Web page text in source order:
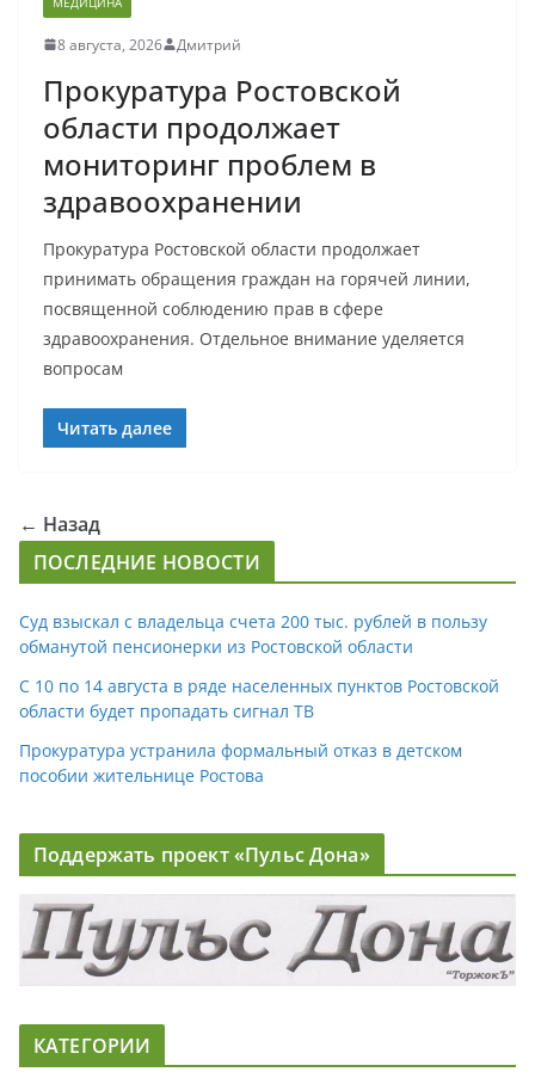
8 августа, 2026 Дмитрий
Прокуратура Ростовской
области продолжает
мониторинг проблем в
здравоохранении
Прокуратура Ростовской области продолжает
принимать обращения граждан на горячей линии,
посвященной соблюдению прав в сфере
здравоохранения. Отдельное внимание уделяется
вопросам
Читать далее
← Назад
ПОСЛЕДНИЕ НОВОСТИ
Суд взыскал с владельца счета 200 тыс. рублей в пользу
обманутой пенсионерки из Ростовской области
С 10 по 14 августа в ряде населенных пунктов Ростовской
области будет пропадать сигнал ТВ
Прокуратура устранила формальный отказ в детском
пособии жительнице Ростова
Поддержать проект «Пульс Дона»
КАТЕГОРИИ